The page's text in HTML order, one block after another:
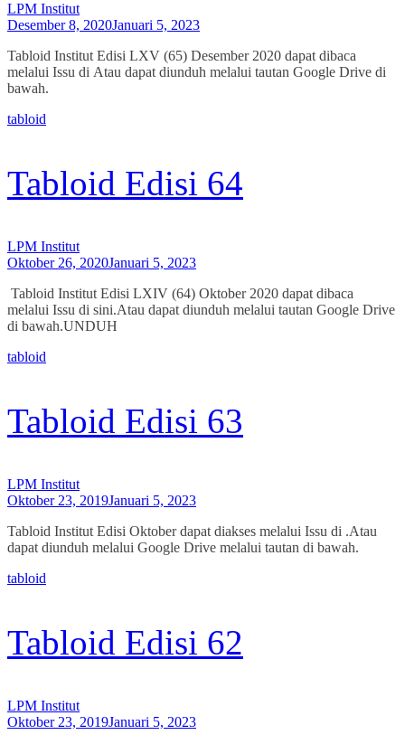
LPM Institut
Desember 8, 2020Januari 5, 2023
Tabloid Institut Edisi LXV (65) Desember 2020 dapat dibaca
melalui Issu di Atau dapat diunduh melalui tautan Google Drive di
bawah.
tabloid
Tabloid Edisi 64
LPM Institut
Oktober 26, 2020Januari 5, 2023
Tabloid Institut Edisi LXIV (64) Oktober 2020 dapat dibaca
melalui Issu di sini.Atau dapat diunduh melalui tautan Google Drive
di bawah.UNDUH
tabloid
Tabloid Edisi 63
LPM Institut
Oktober 23, 2019Januari 5, 2023
Tabloid Institut Edisi Oktober dapat diakses melalui Issu di .Atau
dapat diunduh melalui Google Drive melalui tautan di bawah.
tabloid
Tabloid Edisi 62
LPM Institut
Oktober 23, 2019Januari 5, 2023